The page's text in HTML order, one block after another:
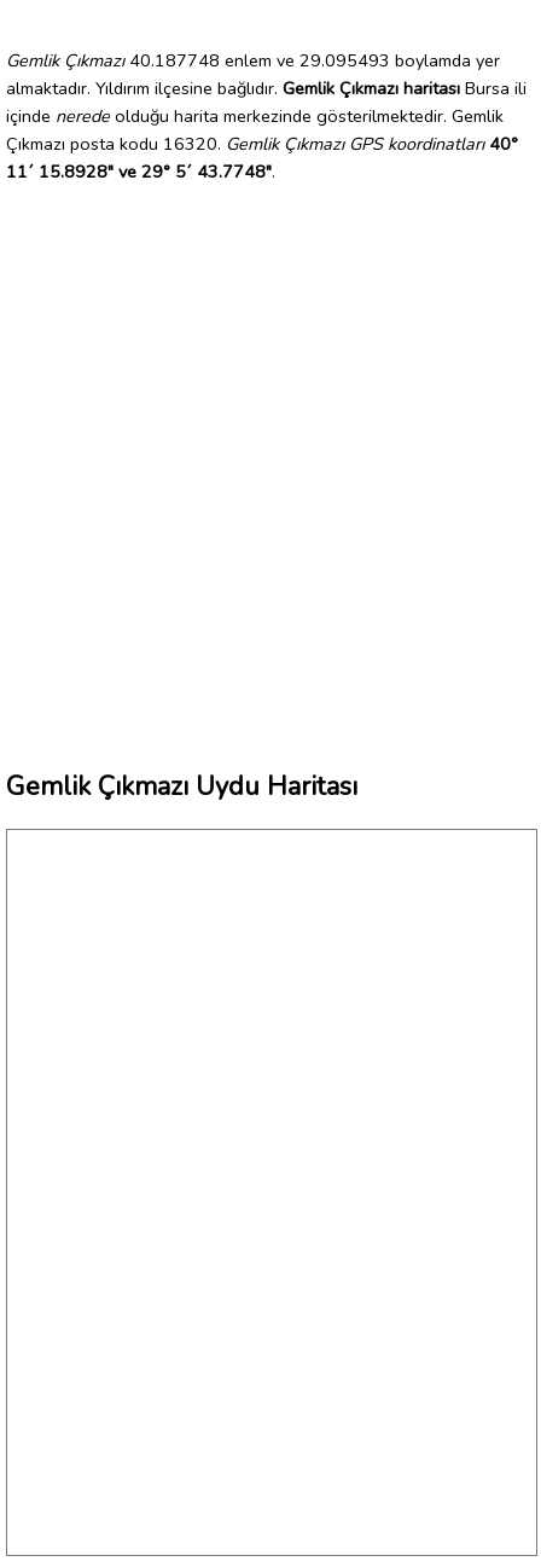
Gemlik Çıkmazı40.187748 enlem ve 29.095493 boylamda yer
almaktadır. Yıldırım ilçesine bağlıdır. Gemlik Çıkmazı haritası Bursa ili
içinde nerede olduğu harita merkezinde gösterilmektedir. Gemlik
Çıkmazı posta kodu 16320. Gemlik Çıkmazı GPS koordinatları 40°
11´ 15.8928" ve 29° 5´ 43.7748".
Gemlik Çıkmazı Uydu Haritası